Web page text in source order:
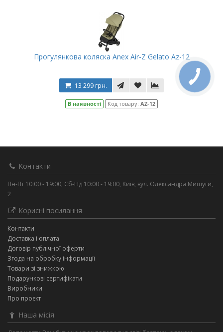
Прогулянкова коляска Anex Air-Z Gelato Az-12
13 299 грн.
В наявності Код товару: AZ-12
Контакти
Пн-Пт 10:00 - 19:00, Сб-Нд 10:00 - 19:00, Київ, вул. Олександра Мишуги,
2
Корисні посилання
Контакти
Доставка і оплата
Договір публічної оферти
Згода на обробку інформації
Товари зі знижкою
Подарункові сертифікати
Виробники
Про проєкт
Наша місія